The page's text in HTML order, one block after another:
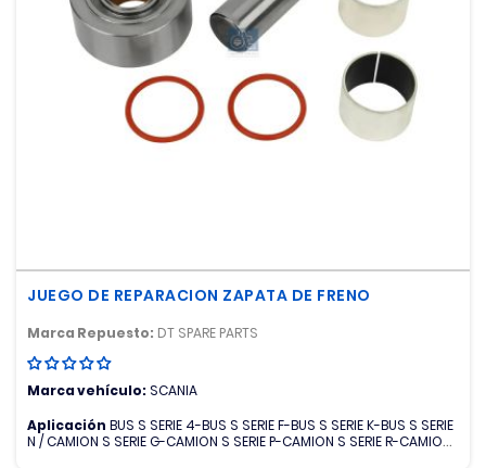
JUEGO DE REPARACION ZAPATA DE FRENO
Marca Repuesto: DT SPARE PARTS
Marca vehículo:SCANIA
Aplicación BUS S SERIE 4-BUS S SERIE F-BUS S SERIE K-BUS S SERIE
N / CAMION S SERIE G-CAMION S SERIE P-CAMION S SERIE R-CAMION